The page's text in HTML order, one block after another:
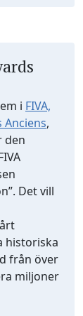
i FIVA,
Anciens,
den
Det vill
historiska
från över
miljoner